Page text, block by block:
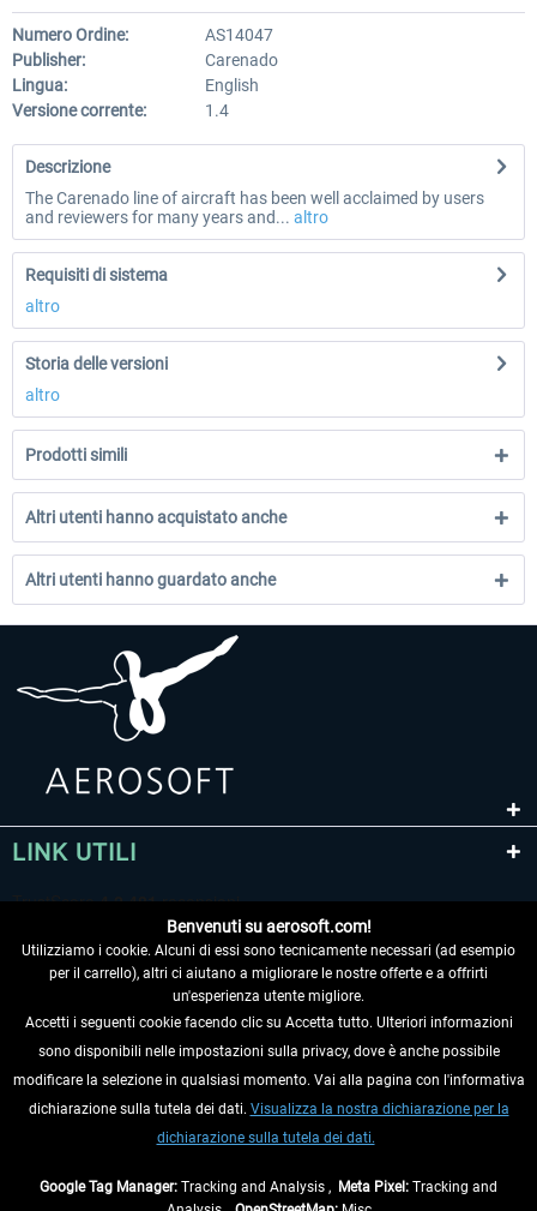
Numero Ordine:
AS14047
Publisher:
Carenado
Lingua:
English
Versione corrente:
1.4
Descrizione
The Carenado line of aircraft has been well acclaimed by users
and reviewers for many years and... altro
Requisiti di sistema
altro
Storia delle versioni
altro
Prodotti simili
Altri utenti hanno acquistato anche
Altri utenti hanno guardato anche
LINK UTILI
RECEDERE DAL CONTRATTO
INFORMAZIONI
Benvenuti su aerosoft.com!
Utilizziamo i cookie. Alcuni di essi sono tecnicamente necessari (ad esempio
per il carrello), altri ci aiutano a migliorare le nostre offerte e a offrirti
un'esperienza utente migliore.
Accetti i seguenti cookie facendo clic su Accetta tutto. Ulteriori informazioni
sono disponibili nelle impostazioni sulla privacy, dove è anche possibile
modificare la selezione in qualsiasi momento. Vai alla pagina con l'informativa
dichiarazione sulla tutela dei dati. Visualizza la nostra dichiarazione per la
dichiarazione sulla tutela dei dati.
Google Tag Manager: Tracking and Analysis , Meta Pixel: Tracking and